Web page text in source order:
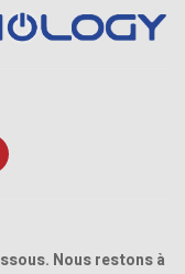
Nous restons à